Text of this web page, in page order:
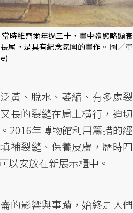
當時維齊爾年過三十，畫中體態略顯衰
尾，是具有紀念氛圍的畫作。 圖／軍
黃、脫水、萎縮、有多處裂
長的裂縫在肩上橫行，迫切
2016年博物館利用籌措的經
補裂縫、保養皮膚，歷時四
以安放在新展示櫃中。
的影響與事蹟，始終是人們